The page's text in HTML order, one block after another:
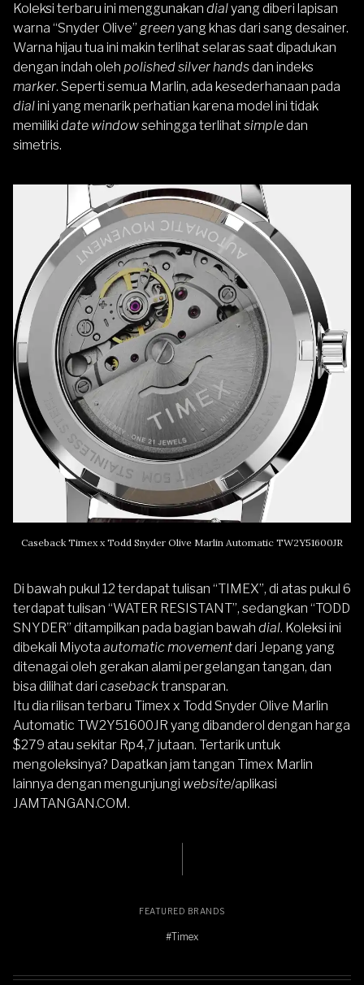
Koleksi terbaru ini menggunakan dialyang diberi lapisan
warna “Snyder Olive” greenyang khas dari sang desainer.
Warna hijau tua ini makin terlihat selaras saat dipadukan
dengan indah oleh polished silver handsdan indeks
marker. Seperti semua Marlin, ada kesederhanaan pada
dialini yang menarik perhatian karena model ini tidak
memiliki date windowsehingga terlihatsimpledan
simetris.
Caseback Timex x Todd Snyder Olive Marlin Automatic TW2Y51600JR
Di bawah pukul 12 terdapat tulisan “TIMEX”, di atas pukul 6
terdapat tulisan “WATER RESISTANT”, sedangkan “TODD
SNYDER” ditampilkan pada bagian bawah dial. Koleksi ini
dibekali Miyota automatic movementdari Jepang yang
ditenagai oleh gerakan alami pergelangan tangan, dan
bisa dilihat dari casebacktransparan.
Itu dia rilisan terbaru Timex x Todd Snyder Olive Marlin
Automatic TW2Y51600JR yang dibanderol dengan harga
$279 atau sekitar Rp4,7 jutaan. Tertarik untuk
mengoleksinya? Dapatkan jam tangan Timex Marlin
lainnya dengan mengunjungi website/aplikasi
JAMTANGAN.COM.
FEATURED BRANDS
#Timex